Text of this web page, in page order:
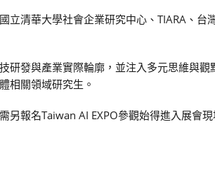
清華大學社會企業研究中心、TIARA、台
研發與產業實際輪廓，並注入多元思維與觀
相關領域研究生。
報名Taiwan AI EXPO參觀始得進入展會現